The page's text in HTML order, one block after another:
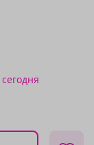
сегодня